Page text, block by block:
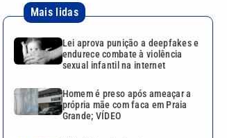
Mais lidas
Lei aprova punição a deepfakes e
endurece combate à violência
sexual infantil na internet
Homem é preso após ameaçar a
própria mãe com faca em Praia
Grande; VÍDEO